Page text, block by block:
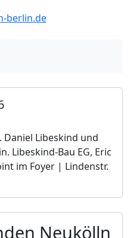
Daniel Libeskind und
Libeskind-Bau EG, Eric
im Foyer | Lindenstr.
Neukölln